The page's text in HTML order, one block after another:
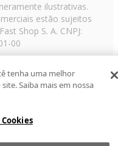
ilustrativas.
estão sujeitos
Shop S. A. CNPJ:
00
11 3003-3728 ©
reservadosRF
tenha uma melhor
Saiba mais em nossa